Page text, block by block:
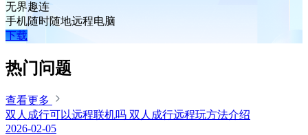
无界趣连
手机随时随地远程电脑
下载
热门问题
查看更多
双人成行可以远程联机吗 双人成行远程玩方法介绍
2026-02-05